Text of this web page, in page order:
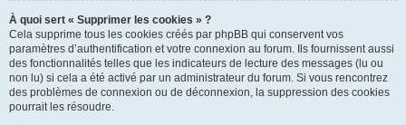
À quoi sert « Supprimer les cookies » ?
Cela supprime tous les cookies créés par phpBB qui conservent vos
paramètres d’authentification et votre connexion au forum. Ils fournissent aussi
des fonctionnalités telles que les indicateurs de lecture des messages (lu ou
non lu) si cela a été activé par un administrateur du forum. Si vous rencontrez
des problèmes de connexion ou de déconnexion, la suppression des cookies
pourrait les résoudre.